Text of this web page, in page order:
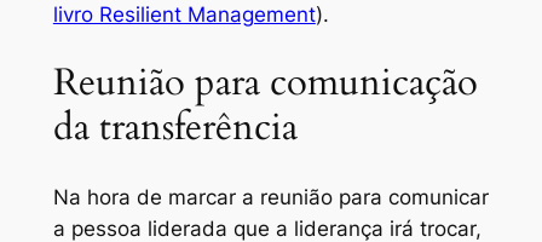
livro Resilient Management).
Reunião para comunicação
da transferência
Na hora de marcar a reunião para comunicar
a pessoa liderada que a liderança irá trocar,